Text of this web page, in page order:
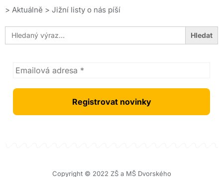
> Aktuálně > Jižní listy o nás píší
Search
for:
Copyright © 2022 ZŠ a MŠ Dvorského